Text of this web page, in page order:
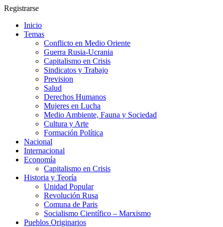
Registrarse
Inicio
Temas
Conflicto en Medio Oriente
Guerra Rusia-Ucrania
Capitalismo en Crisis
Sindicatos y Trabajo
Prevision
Salud
Derechos Humanos
Mujeres en Lucha
Medio Ambiente, Fauna y Sociedad
Cultura y Arte
Formación Política
Nacional
Internacional
Economía
Capitalismo en Crisis
Historia y Teoría
Unidad Popular
Revolución Rusa
Comuna de Paris
Socialismo Científico – Marxismo
Pueblos Originarios